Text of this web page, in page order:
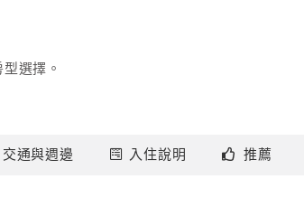
選擇。
分鐘路程，
、城市光廊、夢時代購物廣場」約15分鐘
交通與週邊 入住說明 推薦